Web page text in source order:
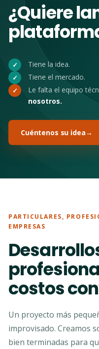
¿Quiere
✓
Tiene la idea.
✓
Tiene el mercado.
✓
Le falta el equipo
nosotros.
Cuéntenos su idea→
PARTICULARES,
EMPRESAS
costos
Un proyecto más
improvisado. Creamos
bien terminadas para